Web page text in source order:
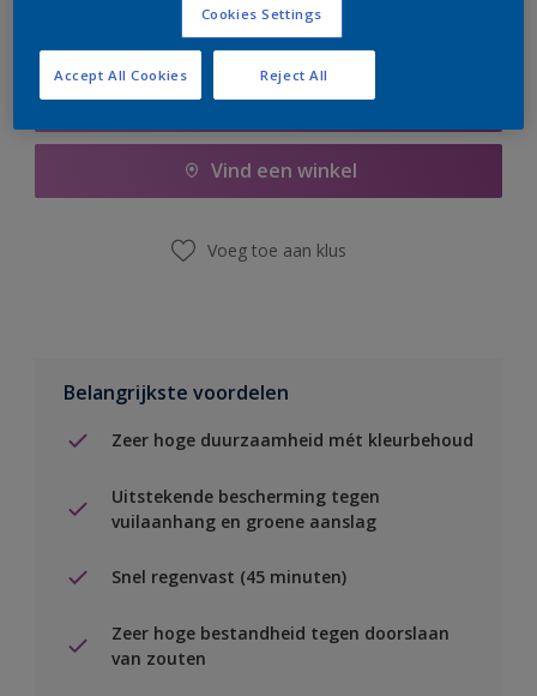
Boodschappenlijst
Vind een winkel
Voeg toe aan klus
Belangrijkste voordelen
Zeer hoge duurzaamheid mét kleurbehoud
Uitstekende bescherming tegen
vuilaanhang en groene aanslag
Snel regenvast (45 minuten)
Zeer hoge bestandheid tegen doorslaan
van zouten
Cookies Settings
Reject All
Accept All Cookies